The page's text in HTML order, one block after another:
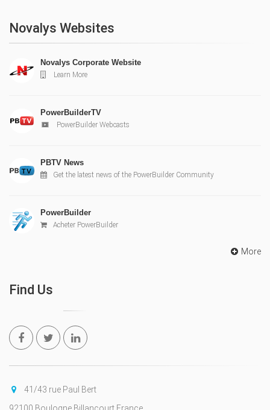
Novalys Websites
Novalys Corporate Website
Learn More
PowerBuilderTV
PowerBuilder Webcasts
PBTV News
Get the latest news of the PowerBuilder Community
PowerBuilder
Acheter PowerBuilder
More
Find Us
41/43 rue Paul Bert